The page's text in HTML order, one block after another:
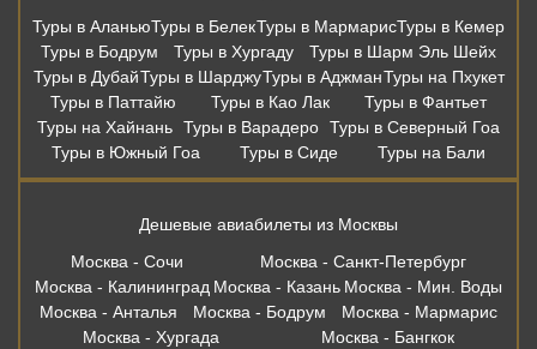
Москва - Сочи
Москва - Санкт-Петербург
Москва - Калининград Москва - Казань Москва - Мин. Воды
Москва - Анталья
Москва - Бодрум
Москва - Мармарис
Москва - Хургада
Москва - Бангкок
Москва - Шарм-Эль-Шейх Москва - Пхукет Москва - Самуи
Москва - Дубай
Москва - Шарджа
Москва - Коломбо
Москва - ГоаМосква - МалеМосква - БалиМосква - Стамбул
Вся информация, размещённая на сайте, носит информационный
характер и не является публичной офертой. Правила и условия
предоставления услуг в отелях, в том числе концепция питания,
описанные на сайте, могут изменяться по решению администрации